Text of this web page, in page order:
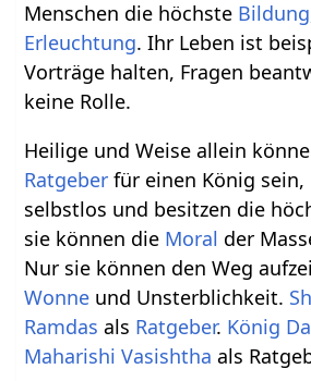
Menschen die höchste Bildung
Erleuchtung. Ihr Leben ist
Vorträge halten, Fragen
keine Rolle.
Heilige und Weise allein
Ratgeber für einen König sein,
selbstlos und besitzen die
sie können die Moral der
Nur sie können den Weg
Wonne und Unsterblichkeit.
Ramdas als Ratgeber. König
Maharishi Vasishtha als